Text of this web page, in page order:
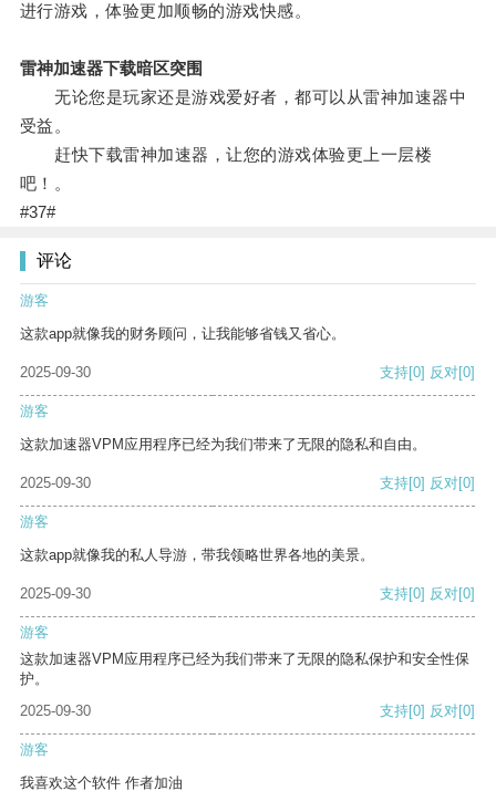
进行游戏，体验更加顺畅的游戏快感。
雷神加速器下载暗区突围
无论您是玩家还是游戏爱好者，都可以从雷神加速器中
受益。
赶快下载雷神加速器，让您的游戏体验更上一层楼
吧！。
#37#
评论
游客
这款app就像我的财务顾问，让我能够省钱又省心。
2025-09-30 支持[0] 反对[0]
游客
这款加速器VPM应用程序已经为我们带来了无限的隐私和自由。
2025-09-30 支持[0] 反对[0]
游客
这款app就像我的私人导游，带我领略世界各地的美景。
2025-09-30 支持[0] 反对[0]
游客
这款加速器VPM应用程序已经为我们带来了无限的隐私保护和安全性保
护。
2025-09-30
支持[0] 反对[0]
游客
我喜欢这个软件 作者加油